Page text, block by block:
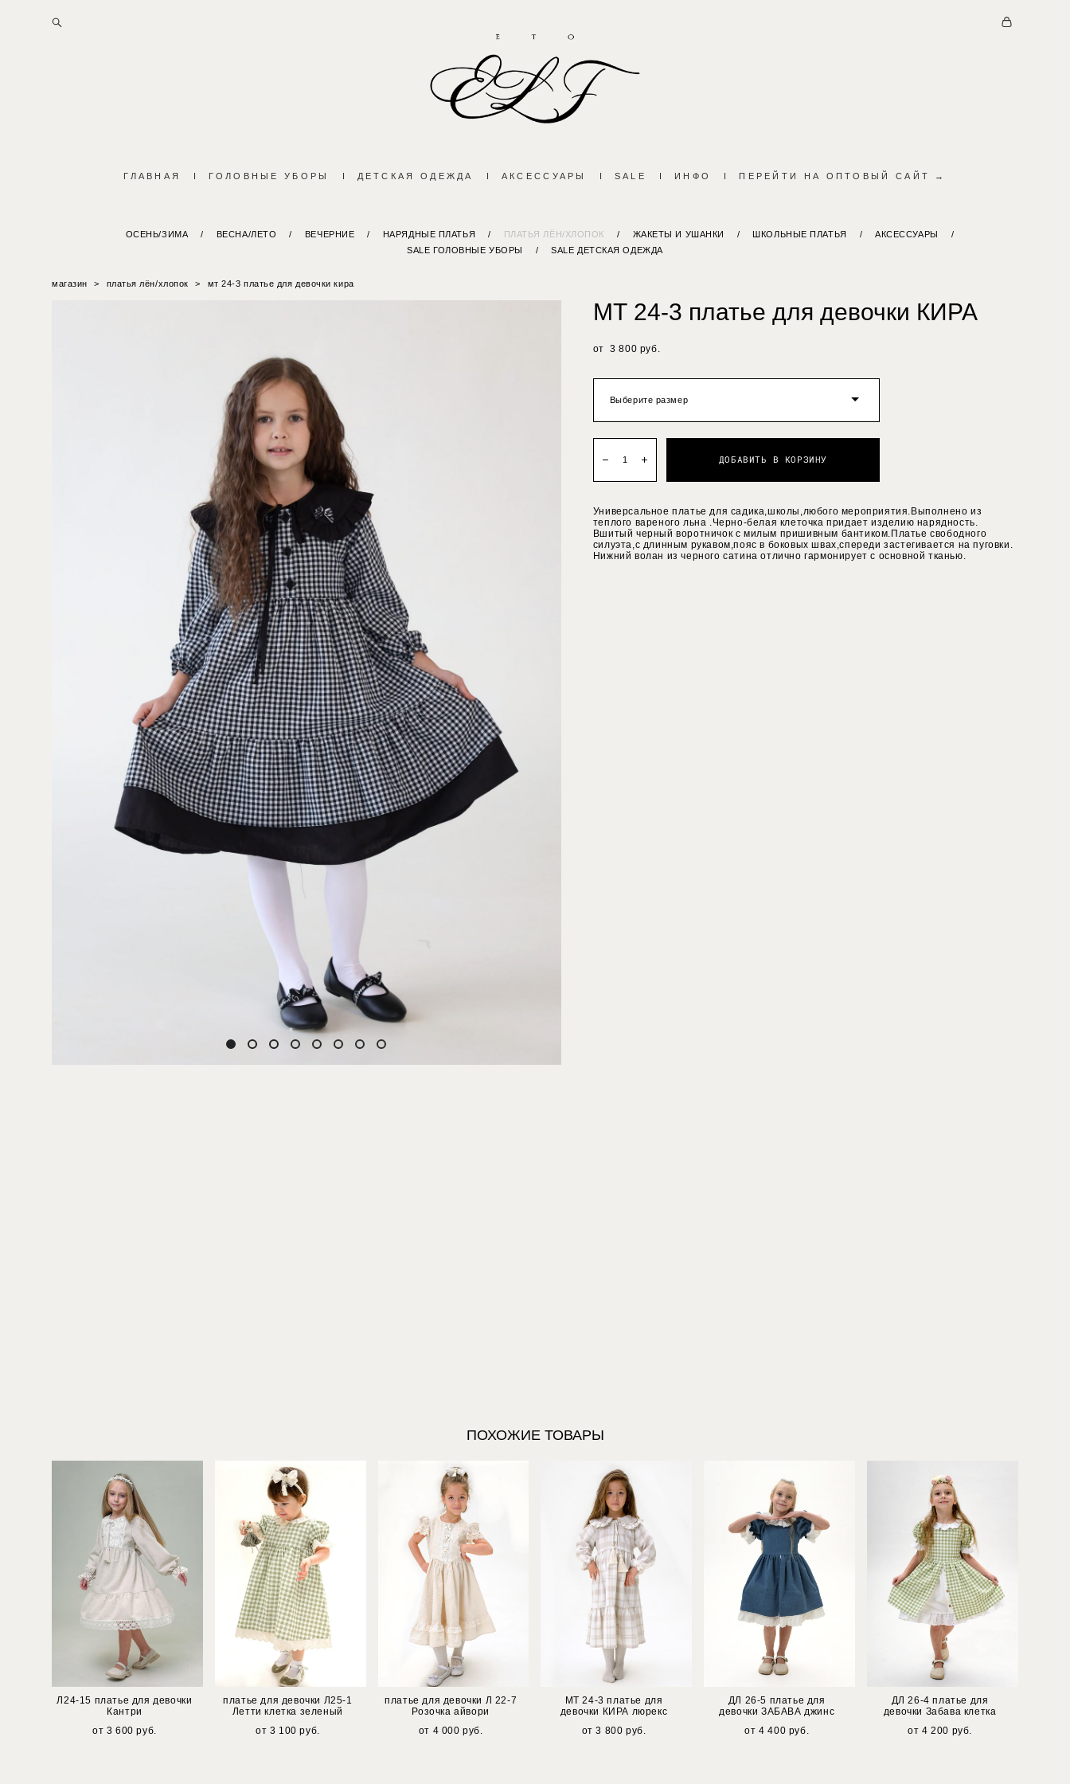
ГЛАВНАЯ I ГОЛОВНЫЕ УБОРЫ I ДЕТСКАЯ ОДЕЖДА I АКСЕССУАРЫ I SALE I ИНФО I ПЕРЕЙТИ НА ОПТОВЫЙ САЙТ →
ОСЕНЬ/ЗИМА / ВЕСНА/ЛЕТО / ВЕЧЕРНИЕ / НАРЯДНЫЕ ПЛАТЬЯ / ПЛАТЬЯ ЛЁН/ХЛОПОК / ЖАКЕТЫ И УШАНКИ / ШКОЛЬНЫЕ ПЛАТЬЯ / АКСЕССУАРЫ
/
SALE ГОЛОВНЫЕ УБОРЫ
/ SALE ДЕТСКАЯ ОДЕЖДА
магазин > платья лён/хлопок > мт 24-3 платье для девочки кира
МТ 24-3 платье для девочки КИРА
от 3 800 pуб.
Выберите размер
ДОБАВИТЬ В КОРЗИНУ
Универсальное платье для садика,школы,любого мероприятия.Выполнено из
теплого вареного льна .Черно-белая клеточка придает изделию нарядность.
Вшитый черный воротничок с милым пришивным бантиком.Платье свободного
силуэта,с длинным рукавом,пояс в боковых швах,спереди застегивается на пуговки.
Нижний волан из черного сатина отлично гармонирует с основной тканью.
ПОХОЖИЕ ТОВАРЫ
Л24-15 платье для девочки
Кантри
от 3 600 pуб.
платье для девочки Л25-1
Летти клетка зеленый
от 3 100 pуб.
платье для девочки Л 22-7
Розочка айвори
от 4 000 pуб.
МТ 24-3 платье для
девочки КИРА люрекс
от 3 800 pуб.
ДЛ 26-5 платье для
девочки ЗАБАВА джинс
от 4 400 pуб.
ДЛ 26-4 платье для
девочки Забава клетка
от 4 200 pуб.